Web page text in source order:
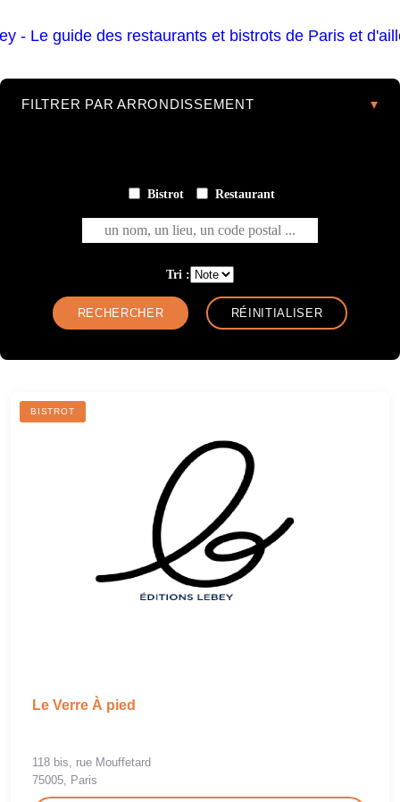
FILTRER PAR ARRONDISSEMENT
Bistrot Restaurant
un nom, un lieu, un code postal ...
Tri :
BISTROT
Le Verre À pied
118 bis, rue Mouffetard
75005, Paris